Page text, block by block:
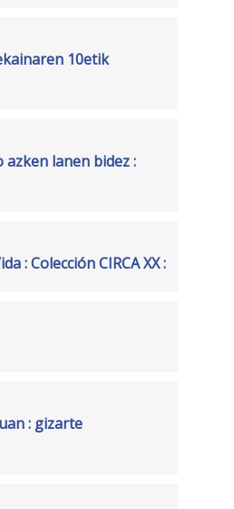
10etik
lanen bidez :
: Colección CIRCA XX :
: gizarte